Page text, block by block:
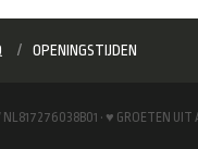
OPENINGSTIJDEN
· ♥ GROETEN UIT